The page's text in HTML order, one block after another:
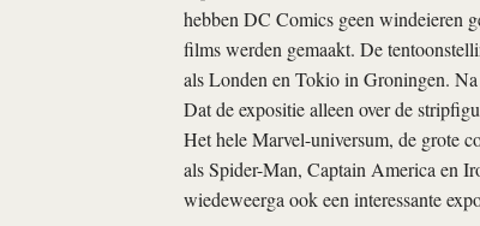
hebben DC Comics geen windeieren
films werden gemaakt. De
als Londen en Tokio in Groningen.
Dat de expositie alleen over de
Het hele Marvel-universum, de grote
als Spider-Man, Captain America en
wiedeweerga ook een interessante